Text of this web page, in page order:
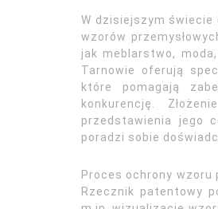
W dzisiejszym świecie
wzorów
jak meblarstwo,
Tarnowie oferują
które pomagają
konkurencję.
przedstawienia jego
poradzi sobie
Proces ochrony wzoru
Rzecznik patentowy